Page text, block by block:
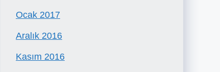
Ocak 2017
Aralık 2016
Kasım 2016